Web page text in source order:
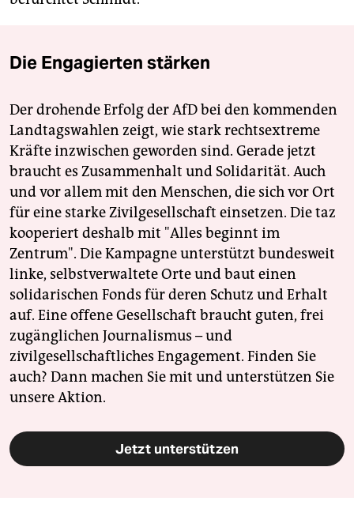
Die Engagierten stärken
Der drohende Erfolg der AfD bei den kommenden
Landtagswahlen zeigt, wie stark rechtsextreme
Kräfte inzwischen geworden sind. Gerade jetzt
braucht es Zusammenhalt und Solidarität. Auch
und vor allem mit den Menschen, die sich vor Ort
für eine starke Zivilgesellschaft einsetzen. Die taz
kooperiert deshalb mit "Alles beginnt im
Zentrum". Die Kampagne unterstützt bundesweit
linke, selbstverwaltete Orte und baut einen
solidarischen Fonds für deren Schutz und Erhalt
auf. Eine offene Gesellschaft braucht guten, frei
zugänglichen Journalismus – und
zivilgesellschaftliches Engagement. Finden Sie
auch? Dann machen Sie mit und unterstützen Sie
unsere Aktion.
Jetzt unterstützen